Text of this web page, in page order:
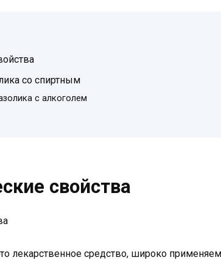
со спиртным
с алкоголем
свойства
лекарственное средство, широко